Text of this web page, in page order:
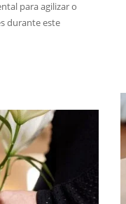
para agilizar o
durante este